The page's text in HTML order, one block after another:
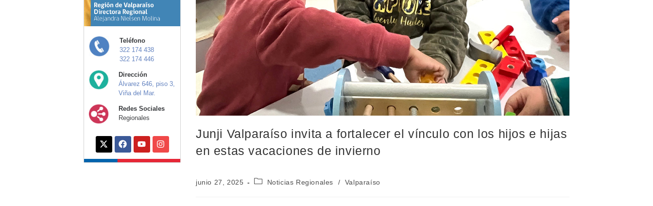
Teléfono
322 174 438
322 174 446
Dirección
Álvarez 646, piso 3,
Viña del Mar.
Redes Sociales
Regionales
Junji Valparaíso invita a fortalecer el vínculo con los hijos e hijas
en estas vacaciones de invierno
junio 27, 2025 Noticias Regionales / Valparaíso